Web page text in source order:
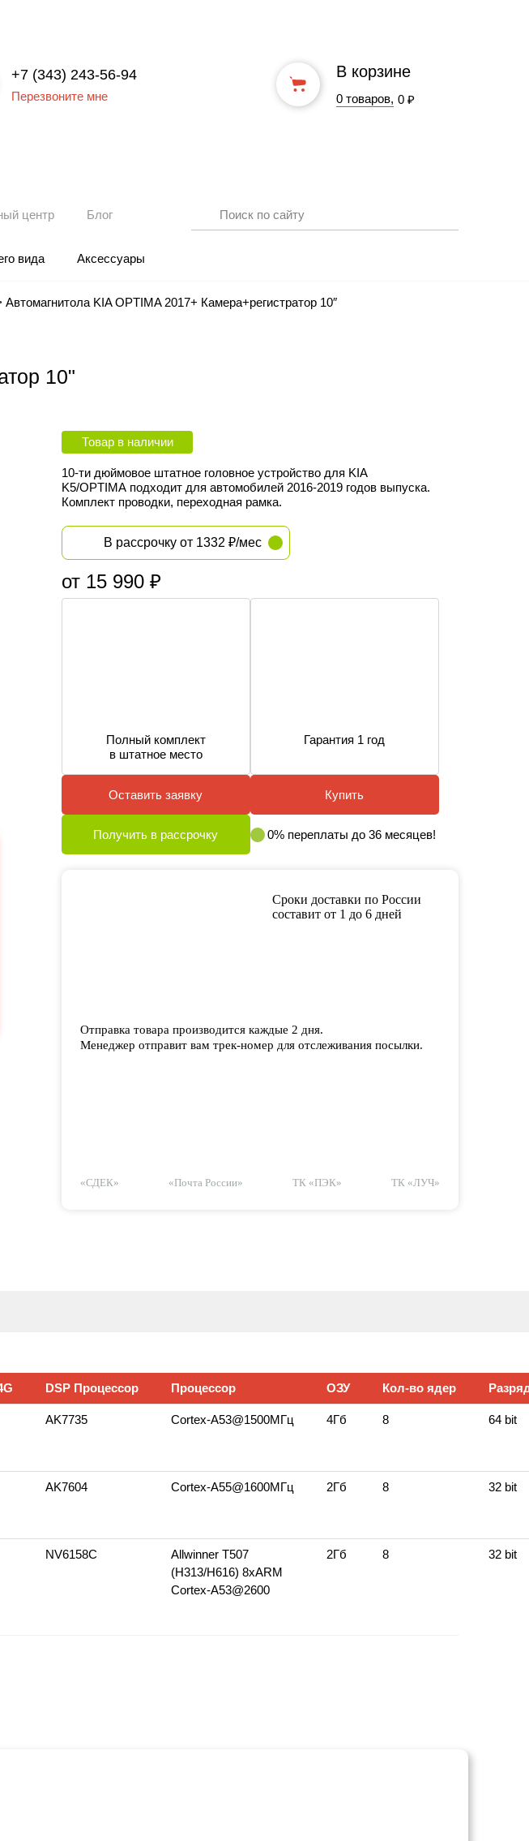
+7 (343) 243-56-94
Перезвоните мне
В корзине
0 товаров, 0 ₽
центр Блог
вида Аксессуары
Автомагнитола KIA OPTIMA 2017+ Камера+регистратор 10″
10"
Товар в наличии
10-ти дюймовое штатное головное устройство для KIA
K5/OPTIMA подходит для автомобилей 2016-2019 годов выпуска.
Комплект проводки, переходная рамка.
В рассрочку от 1332 ₽/мес
от 15 990 ₽
Полный комплект
в штатное место
Гарантия 1 год
Оставить заявку Купить
Получить в рассрочку 0% переплаты до 36 месяцев!
Сроки доставки по России
составит от 1 до 6 дней
Отправка товара производится каждые 2 дня.
Менеджер отправит вам трек-номер для отслеживания посылки.
«СДЕК» «Почта России» ТК «ПЭК» ТК «ЛУЧ»
DSP Процессор Процессор ОЗУ Кол‑во ядер
AK7735 Сortex‑A53@1500МГц 4Гб 8 64 bit
AK7604 Cortex‑A55@1600МГц 2Гб 8 32 bit
NV6158С
Allwinner T507
(H313/H616) 8xARM
Cortex‑A53@2600
2Гб 8 32 bit